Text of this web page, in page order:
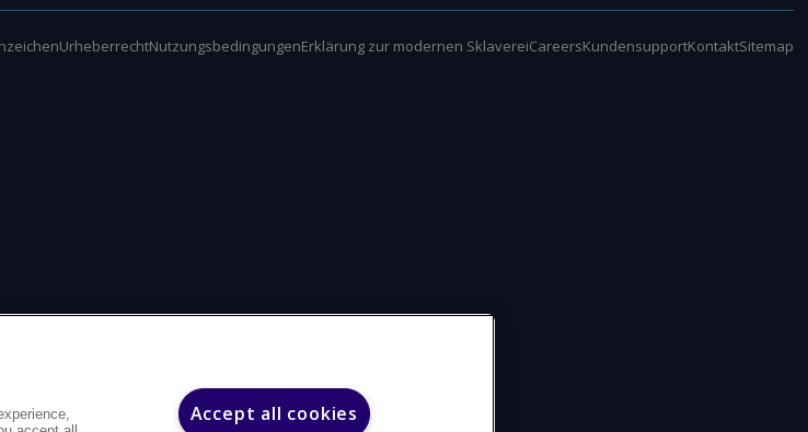
UrheberrechtNutzungsbedingungenErklärung zur modernen SklavereiCareersKundensupportKontaktSitemap
Accept all cookies